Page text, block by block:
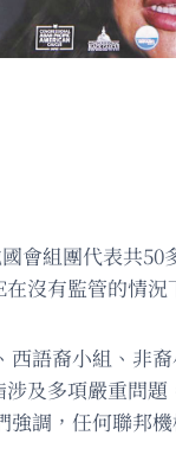
會組團代表共
沒有監管的情況
語裔小組、非
及多項嚴重問
調，任何聯邦